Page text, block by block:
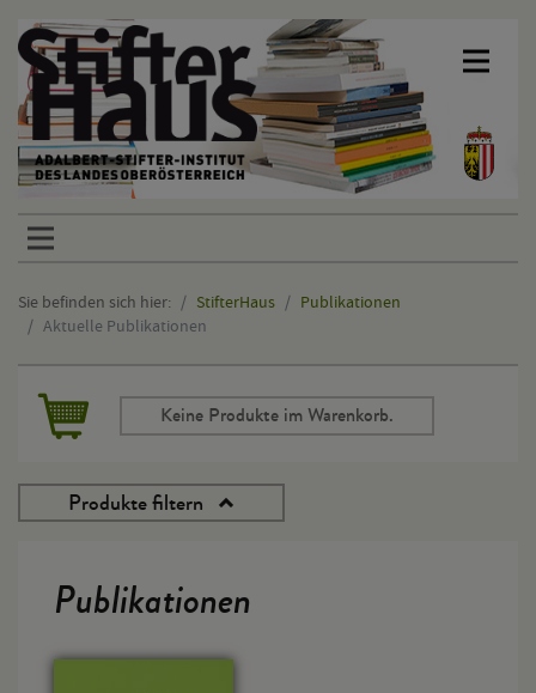
Sprunglinks
Sie befinden sich hier: StifterHaus
Publikationen
Aktuelle Publikationen
Hauptinhalt
Keine Produkte im Warenkorb.
Produkte filtern
Publikationen